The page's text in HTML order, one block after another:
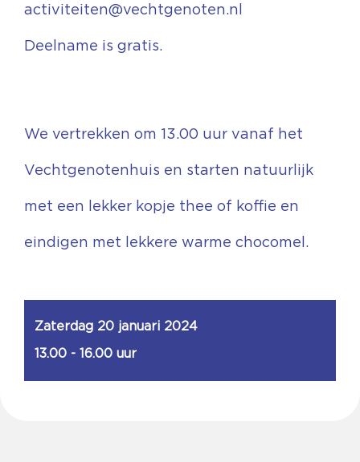
activiteiten@vechtgenoten.nl
Deelname is gratis.
We vertrekken om 13.00 uur vanaf het
Vechtgenotenhuis en starten natuurlijk
met een lekker kopje thee of koffie en
eindigen met lekkere warme chocomel.
Zaterdag 20 januari 2024
13.00 - 16.00 uur